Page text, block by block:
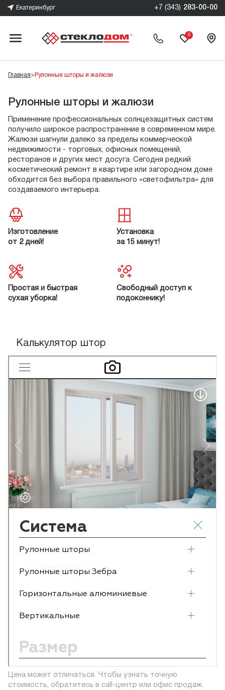
Екатеринбург +7 (343) 283-00-00
0
Главная> Рулонные шторы и жалюзи
Рулонные шторы и жалюзи
Применение профессиональных солнцезащитных систем
получило широкое распространение в современном мире.
Жалюзи шагнули далеко за пределы коммерческой
недвижимости - торговых, офисных помещений,
ресторанов и других мест досуга. Сегодня редкий
косметический ремонт в квартире или загородном доме
обходится без выбора правильного «светофильтра» для
создаваемого интерьера.
Изготовление
от 2 дней!
Установка
за 15 минут!
Простая и быстрая
сухая уборка!
Свободный доступ к
подоконнику!
Калькулятор штор
Цена может отличаться. Чтобы узнать точную
стоимость, обратитесь в call-центр или офис продаж.